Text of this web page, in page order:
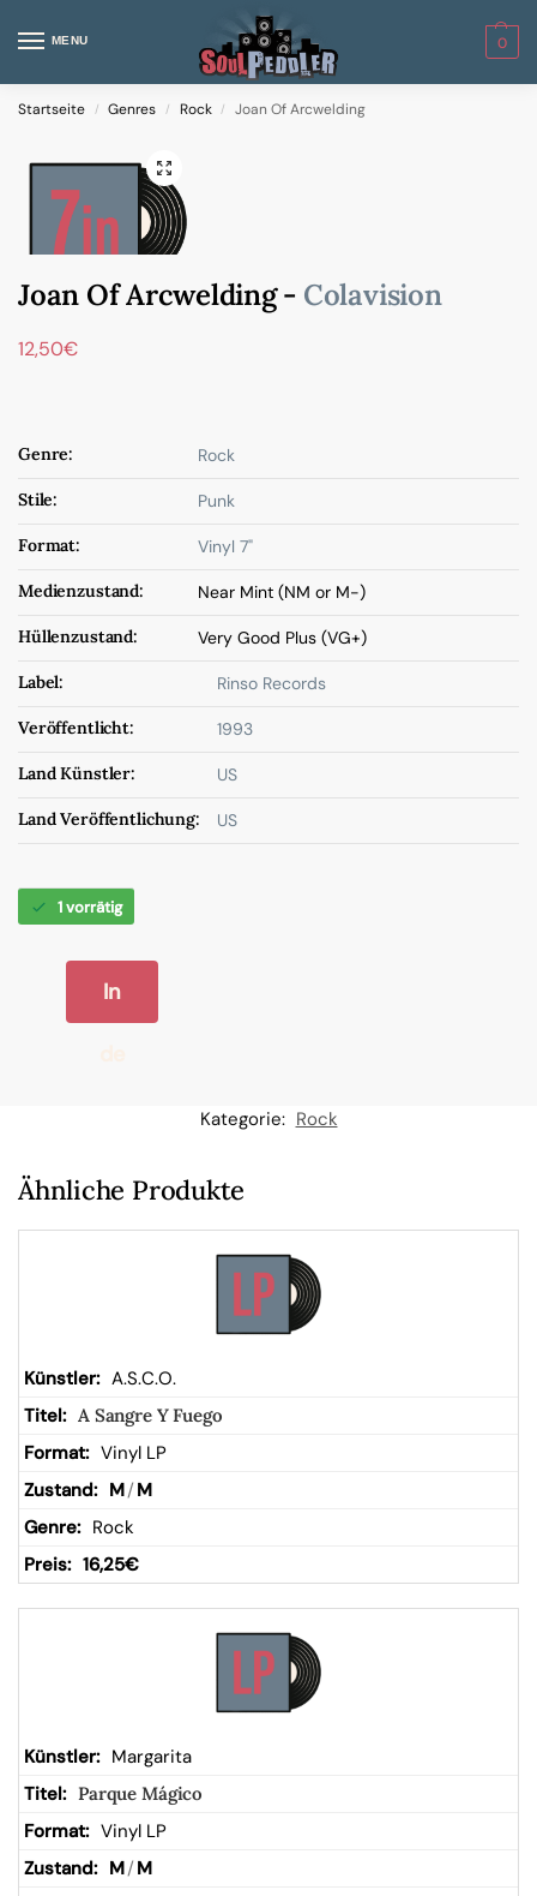
MENU 0
Startseite / Genres / Rock / Joan Of Arcwelding
Joan Of Arcwelding - Colavision
12,50€
Genre: Rock
Stile: Punk
Format: Vinyl 7"
Medienzustand: Near Mint (NM or M-)
Hüllenzustand: Very Good Plus (VG+)
Label: Rinso Records
Veröffentlicht: 1993
Land Künstler: US
Land Veröffentlichung: US
1 vorrätig
In
W
kor
b
Kategorie: Rock
Ähnliche Produkte
A.S.C.O.
A Sangre Y Fuego
Vinyl LP
M/ M
Rock
16,25€
Margarita
Parque Mágico
Vinyl LP
M/ M